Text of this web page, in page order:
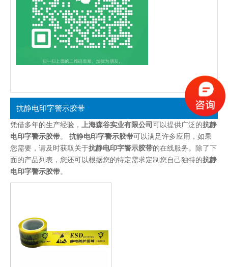
抗静电印字警示胶带
凭借多年的生产经验， 上海森谷实业有限公司 可以提供广泛的抗静
电印字警示胶带。 抗静电印字警示胶带可以满足许多应用，如果
您需要，请及时获取关于抗静电印字警示胶带的在线服务。除了下
面的产品列表，您还可以根据您的特定需求定制您自己独特的抗静
电印字警示胶带。